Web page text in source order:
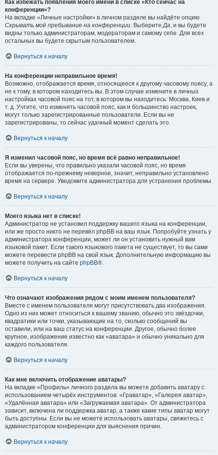
Как избежать появления моего имени в списке «Кто сейчас на
конференции»?
На вкладке «Личные настройки» в личном разделе вы найдёте опцию
Скрывать моё пребывание на конференции. ВыберитеДа, и вы будете
видны только администраторам, модераторам и самому себе. Для всех
остальных вы будете скрытым пользователем.
Вернуться к началу
На конференции неправильное время!
Возможно, отображается время, относящееся к другому часовому поясу, а
не к тому, в котором находитесь вы. В этом случае измените в личных
настройках часовой пояс на тот, в котором вы находитесь: Москва, Киев и
т. д. Учтите, что изменять часовой пояс, как и большинство настроек,
могут только зарегистрированные пользователи. Если вы не
зарегистрированы, то сейчас удачный момент сделать это.
Вернуться к началу
Я изменил часовой пояс, но время всё равно неправильное!
Если вы уверены, что правильно указали часовой пояс, но время
отображается по-прежнему неверное, значит, неправильно установлено
время на сервере. Уведомите администратора для устранения проблемы.
Вернуться к началу
Моего языка нет в списке!
Администратор не установил поддержку вашего языка на конференции,
или же просто никто не перевёл phpBB на ваш язык. Попробуйте узнать у
администратора конференции, может ли он установить нужный вам
языковой пакет. Если такого языкового пакета не существует, то вы сами
можете перевести phpBB на свой язык. Дополнительную информацию вы
можете получить на сайте phpBB®.
Вернуться к началу
Что означают изображения рядом с моим именем пользователя?
Вместе с именем пользователя могут присутствовать два изображения.
Одно из них может относиться к вашему званию, обычно это звёздочки,
квадратики или точки, указывающие на то, сколько сообщений вы
оставили, или на ваш статус на конференции. Другое, обычно более
крупное, изображение известно как «аватара» и обычно уникально для
каждого пользователя.
Вернуться к началу
Как мне включить отображение аватары?
На вкладке «Профиль» личного раздела вы можете добавить аватару с
использованием четырёх инструментов: «Граватар», «Галерея аватар»,
«Удалённая аватара» или «Загружаемая аватара». От администратора
зависит, включена ли поддержка аватар, а также какие типы аватар могут
быть доступны. Если вы не можете использовать аватары, свяжитесь с
администратором конференции для выяснения причин.
Вернуться к началу